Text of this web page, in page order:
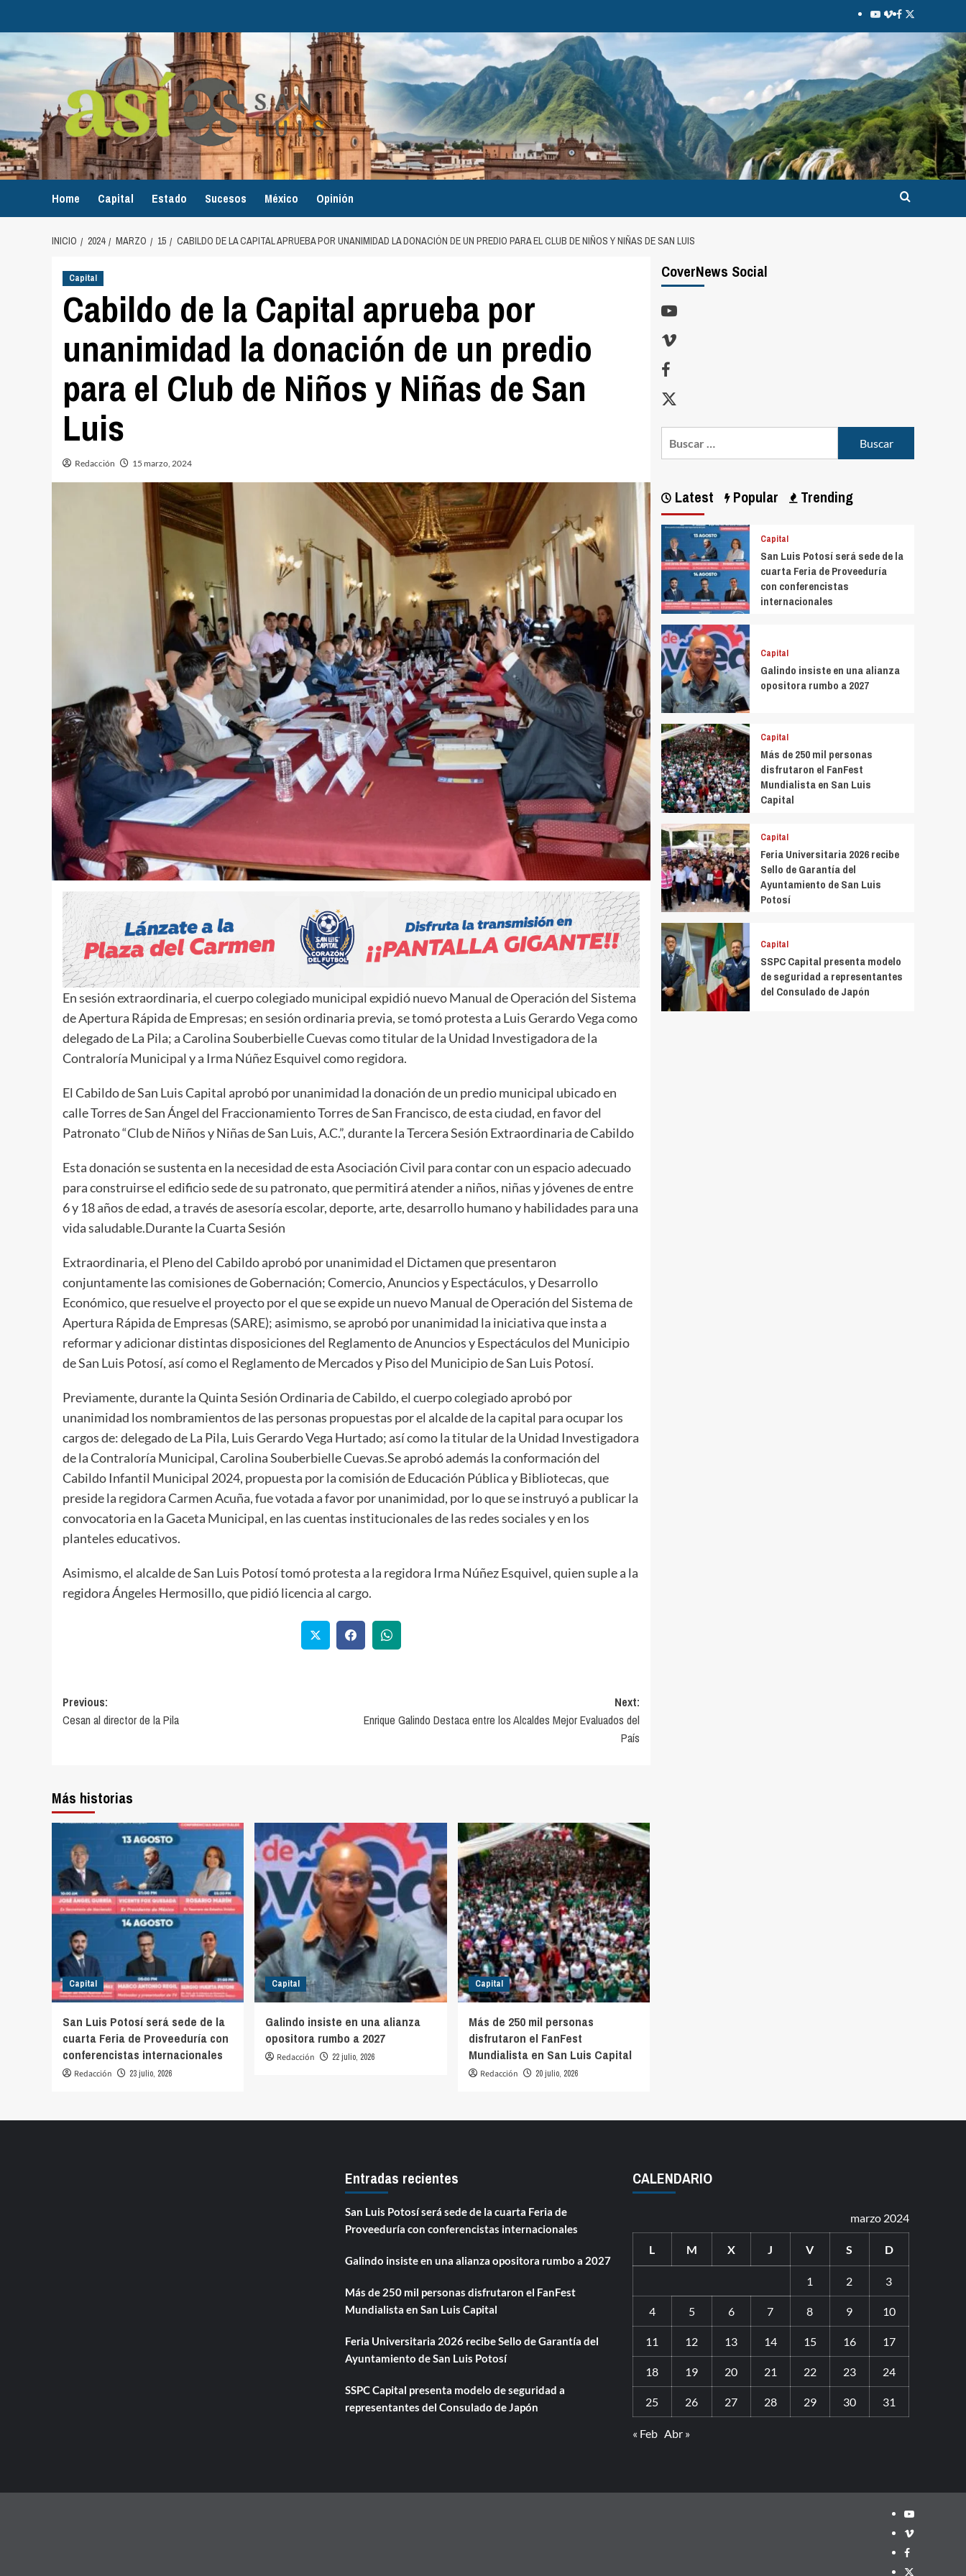
Home Capital Estado Sucesos México Opinión
INICIO 2024 MARZO 15 CABILDO DE LA CAPITAL APRUEBA POR UNANIMIDAD LA DONACIÓN DE UN PREDIO PARA EL CLUB DE NIÑOS Y NIÑAS DE SAN LUIS
Capital
Cabildo de la Capital aprueba por
unanimidad la donación de un predio
para el Club de Niños y Niñas de San
Luis
Redacción 15 marzo, 2024
En sesión extraordinaria, el cuerpo colegiado municipal expidió nuevo Manual de Operación del Sistema
de Apertura Rápida de Empresas; en sesión ordinaria previa, se tomó protesta a Luis Gerardo Vega como
delegado de La Pila; a Carolina Souberbielle Cuevas como titular de la Unidad Investigadora de la
Contraloría Municipal y a Irma Núñez Esquivel como regidora.
El Cabildo de San Luis Capital aprobó por unanimidad la donación de un predio municipal ubicado en
calle Torres de San Ángel del Fraccionamiento Torres de San Francisco, de esta ciudad, en favor del
Patronato “Club de Niños y Niñas de San Luis, A.C.”, durante la Tercera Sesión Extraordinaria de Cabildo
Esta donación se sustenta en la necesidad de esta Asociación Civil para contar con un espacio adecuado
para construirse el edificio sede de su patronato, que permitirá atender a niños, niñas y jóvenes de entre
6 y 18 años de edad, a través de asesoría escolar, deporte, arte, desarrollo humano y habilidades para una
vida saludable.Durante la Cuarta Sesión
Extraordinaria, el Pleno del Cabildo aprobó por unanimidad el Dictamen que presentaron
conjuntamente las comisiones de Gobernación; Comercio, Anuncios y Espectáculos, y Desarrollo
Económico, que resuelve el proyecto por el que se expide un nuevo Manual de Operación del Sistema de
Apertura Rápida de Empresas (SARE); asimismo, se aprobó por unanimidad la iniciativa que insta a
reformar y adicionar distintas disposiciones del Reglamento de Anuncios y Espectáculos del Municipio
de San Luis Potosí, así como el Reglamento de Mercados y Piso del Municipio de San Luis Potosí.
Previamente, durante la Quinta Sesión Ordinaria de Cabildo, el cuerpo colegiado aprobó por
unanimidad los nombramientos de las personas propuestas por el alcalde de la capital para ocupar los
cargos de: delegado de La Pila, Luis Gerardo Vega Hurtado; así como la titular de la Unidad Investigadora
de la Contraloría Municipal, Carolina Souberbielle Cuevas.Se aprobó además la conformación del
Cabildo Infantil Municipal 2024, propuesta por la comisión de Educación Pública y Bibliotecas, que
preside la regidora Carmen Acuña, fue votada a favor por unanimidad, por lo que se instruyó a publicar la
convocatoria en la Gaceta Municipal, en las cuentas institucionales de las redes sociales y en los
planteles educativos.
Asimismo, el alcalde de San Luis Potosí tomó protesta a la regidora Irma Núñez Esquivel, quien suple a la
regidora Ángeles Hermosillo, que pidió licencia al cargo.
Previous:
Cesan al director de la Pila
Next:
Enrique Galindo Destaca entre los Alcaldes Mejor Evaluados del
País
Más historias
Capital
San Luis Potosí será sede de la
cuarta Feria de Proveeduría con
conferencistas internacionales
Redacción 23 julio, 2026
Capital
Galindo insiste en una alianza
opositora rumbo a 2027
Redacción 22 julio, 2026
Capital
Más de 250 mil personas
disfrutaron el FanFest
Mundialista en San Luis Capital
Redacción 20 julio, 2026
CoverNews Social
Latest Popular Trending
Capital
San Luis Potosí será sede de la
cuarta Feria de Proveeduría
con conferencistas
internacionales
Capital
Galindo insiste en una alianza
opositora rumbo a 2027
Capital
Más de 250 mil personas
disfrutaron el FanFest
Mundialista en San Luis
Capital
Capital
Feria Universitaria 2026 recibe
Sello de Garantía del
Ayuntamiento de San Luis
Potosí
Capital
SSPC Capital presenta modelo
de seguridad a representantes
del Consulado de Japón
Entradas recientes
San Luis Potosí será sede de la cuarta Feria de
Proveeduría con conferencistas internacionales
Galindo insiste en una alianza opositora rumbo a 2027
Más de 250 mil personas disfrutaron el FanFest
Mundialista en San Luis Capital
Feria Universitaria 2026 recibe Sello de Garantía del
Ayuntamiento de San Luis Potosí
SSPC Capital presenta modelo de seguridad a
representantes del Consulado de Japón
CALENDARIO
marzo 2024
L M X J V S D
1 2 3
4 5 6 7 8 9 10
11 12 13 14 15 16 17
18 19 20 21 22 23 24
25 26 27 28 29 30 31
« Feb Abr »